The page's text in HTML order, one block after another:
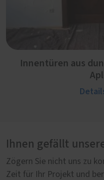
Innentüren aus
Ihnen gefällt
Zögern Sie nicht uns zu
Zeit für Ihr Projekt und